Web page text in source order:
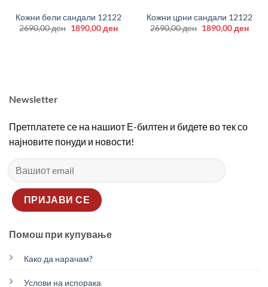
Кожни бели сандали 12122
2690,00ден Original
1890,00денCurrent
Кожни црни сандали 12122
2690,00ден Original
1890,00ден
Newsletter
Претплатете се на нашиот Е-билтен и бидете во тек со
најновите понуди и новости!
Помош при купување
Како да нарачам?
Услови на испорака